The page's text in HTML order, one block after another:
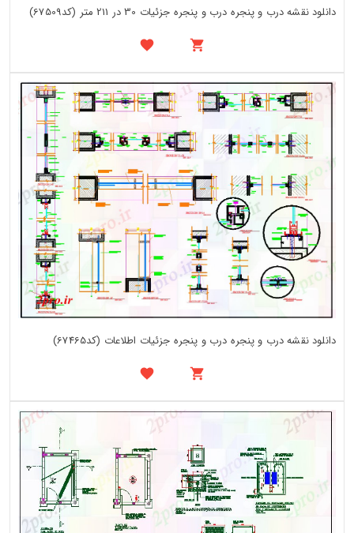
دانلود نقشه درب و پنجره درب و پنجره جزئیات 30 در 211 متر (کد67509)
دانلود نقشه درب و پنجره درب و پنجره جزئیات اطلاعات (کد67465)